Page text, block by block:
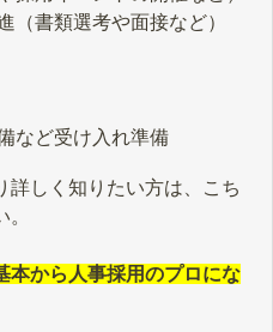
（書類選考や面接など）
など受け入れ準備
詳しく知りたい方は、こち
から人事採用のプロにな